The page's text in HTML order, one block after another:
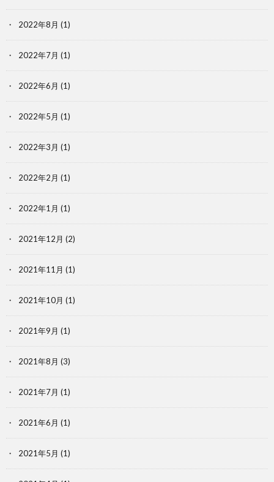
2022年8月 (1)
2022年7月 (1)
2022年6月 (1)
2022年5月 (1)
2022年3月 (1)
2022年2月 (1)
2022年1月 (1)
2021年12月 (2)
2021年11月 (1)
2021年10月 (1)
2021年9月 (1)
2021年8月 (3)
2021年7月 (1)
2021年6月 (1)
2021年5月 (1)